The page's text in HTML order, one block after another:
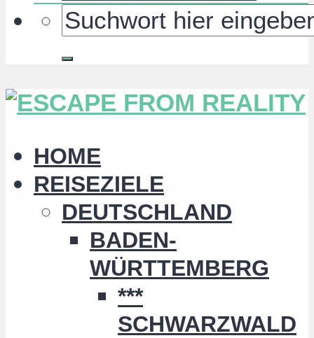
HOME
REISEZIELE
DEUTSCHLAND
BADEN-
WÜRTTEMBERG
***
SCHWARZWALD